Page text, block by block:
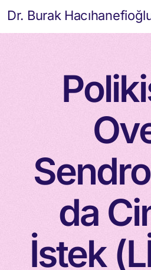
Dr. Burak
da
İstek